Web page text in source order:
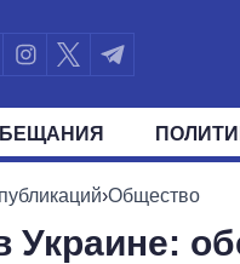
ПОЛИТИКИ ПРЕЗИДЕНТ И
›Общество
Украине: